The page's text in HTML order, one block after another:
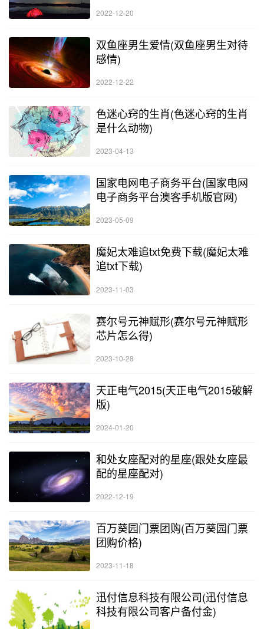
2022-12-20
双鱼座男生爱情(双鱼座男生对待
感情)
2022-12-22
色迷心窍的生肖(色迷心窍的生肖
是什么动物)
2023-04-13
国家电网电子商务平台(国家电网
电子商务平台澳客手机版官网)
2023-05-09
魔妃太难追txt免费下载(魔妃太难
追txt下载)
2023-11-03
赛尔号元神赋形(赛尔号元神赋形
芯片怎么得)
2023-10-28
天正电气2015(天正电气2015破解
版)
2024-01-20
和处女座配对的星座(跟处女座最
配的星座配对)
2022-12-19
百万葵园门票团购(百万葵园门票
团购价格)
2023-11-18
迅付信息科技有限公司(迅付信息
科技有限公司客户备付金)